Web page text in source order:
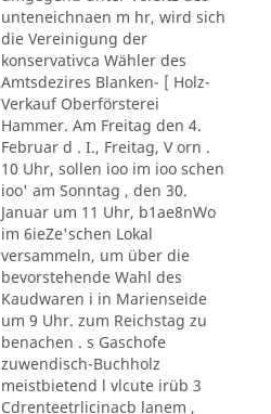
unteneichnaen m hr, wird sich
die Vereinigung der
konservativca Wähler des
Amtsdezires Blanken- [ Holz-
Verkauf Oberförsterei
Hammer. Am Freitag den 4.
Februar d . I., Freitag, V orn .
10 Uhr, sollen ioo im ioo schen
ioo' am Sonntag , den 30.
Januar um 11 Uhr, b1ae8nWo
im 6ieZe'schen Lokal
versammeln, um über die
bevorstehende Wahl des
Kaudwaren i in Marienseide
um 9 Uhr. zum Reichstag zu
benachen . s Gaschofe
zuwendisch-Buchholz
meistbietend l vlcute irüb 3
Cdrenteetrlicinacb lanem ,